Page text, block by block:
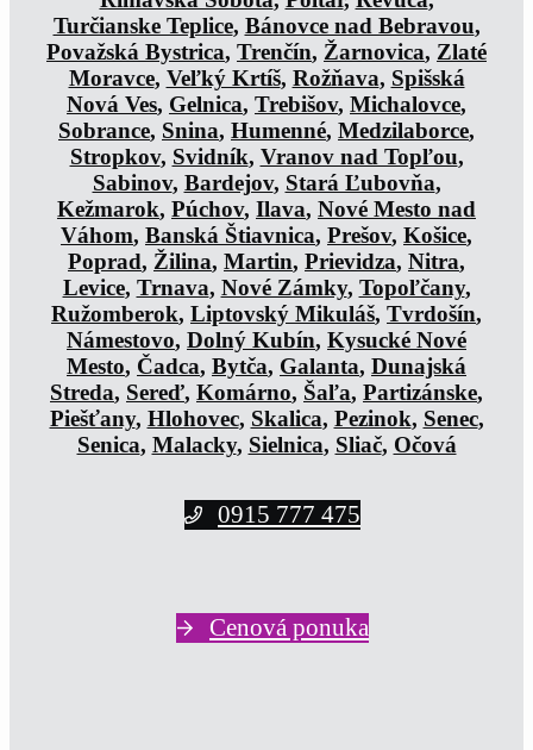
Turčianske Teplice, Bánovce nad Bebravou,
Považská Bystrica, Trenčín, Žarnovica, Zlaté
Moravce, Veľký Krtíš, Rožňava, Spišská
Nová Ves, Gelnica, Trebišov, Michalovce,
Sobrance, Snina, Humenné, Medzilaborce,
Stropkov, Svidník, Vranov nad Topľou,
Sabinov, Bardejov, Stará Ľubovňa,
Kežmarok, Púchov, Ilava, Nové Mesto nad
Váhom, Banská Štiavnica, Prešov, Košice,
Poprad, Žilina, Martin, Prievidza, Nitra,
Levice, Trnava, Nové Zámky, Topoľčany,
Ružomberok, Liptovský Mikuláš, Tvrdošín,
Námestovo, Dolný Kubín, Kysucké Nové
Mesto, Čadca, Bytča, Galanta, Dunajská
Streda, Sereď, Komárno, Šaľa, Partizánske,
Piešťany, Hlohovec, Skalica, Pezinok, Senec,
Senica, Malacky, Sielnica, Sliač, Očová
0915 777 475
Cenová ponuka